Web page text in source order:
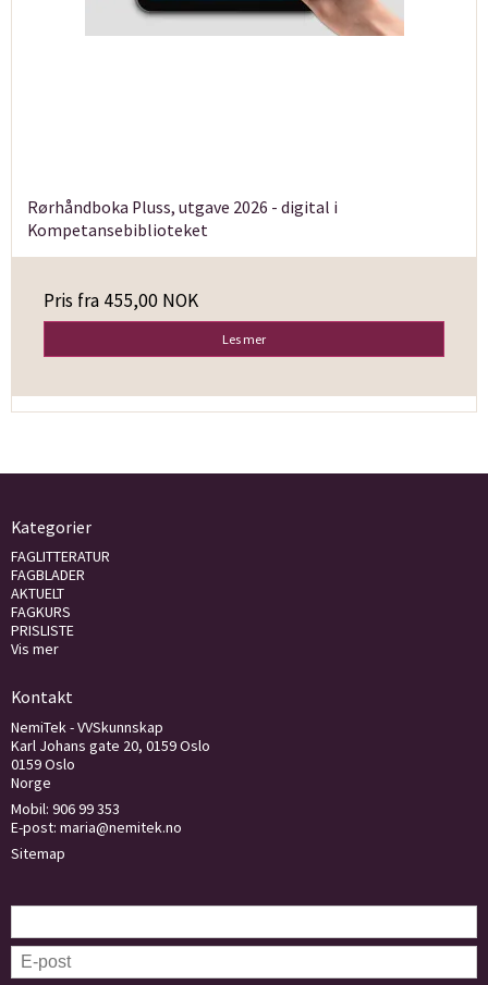
Rørhåndboka Pluss, utgave 2026 - digital i
Kompetansebiblioteket
Pris fra 455,00 NOK
Les mer
Kategorier
FAGLITTERATUR
FAGBLADER
AKTUELT
FAGKURS
PRISLISTE
Vis mer
Kontakt
NemiTek - VVSkunnskap
Karl Johans gate 20, 0159 Oslo
0159 Oslo
Norge
Mobil: 906 99 353
E-post: maria@nemitek.no
Sitemap